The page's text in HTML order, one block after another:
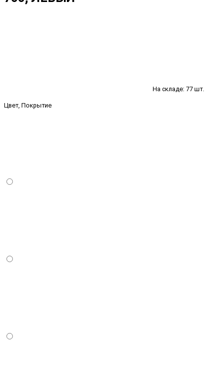
На складе: 77 шт.
Цвет, Покрытие